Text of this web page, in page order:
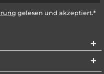
gelesen und akzeptiert.*